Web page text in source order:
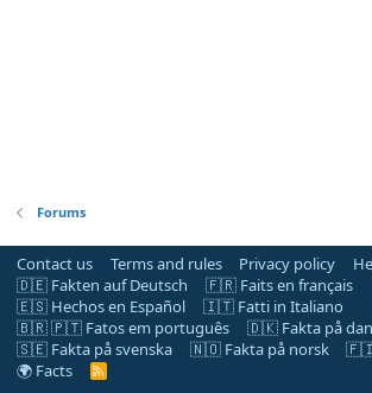
Forums
Contact us Terms and rules Privacy policy
🇩🇪 Fakten auf Deutsch
🇫🇷 Faits en français
🇪🇸 Hechos en Español
🇮🇹 Fatti in Italiano
🇧🇷 🇵🇹 Fatos em português
🇩🇰 Fakta på
🇸🇪 Fakta på svenska
🇳🇴 Fakta på norsk
🇫🇮
🌍 Facts
R